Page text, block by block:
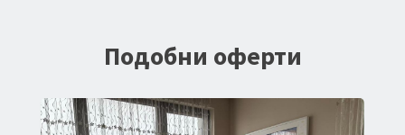
Подобни оферти